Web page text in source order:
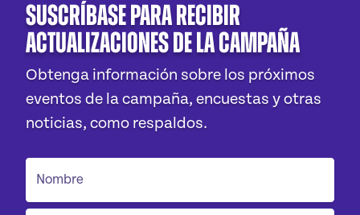
Suscríbase para recibir
actualizaciones de la campaña
Obtenga información sobre los próximos
eventos de la campaña, encuestas y otras
noticias, como respaldos.